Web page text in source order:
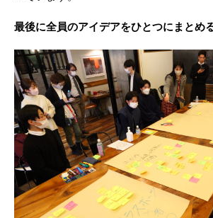
最後に全員のアイデアをひとつにまとめ